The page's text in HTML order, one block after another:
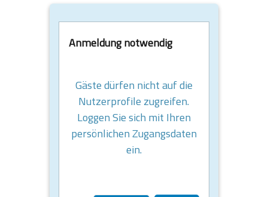
Anmeldung notwendig
Gäste dürfen nicht auf die
Nutzerprofile zugreifen.
Loggen Sie sich mit Ihren
persönlichen Zugangsdaten
ein.